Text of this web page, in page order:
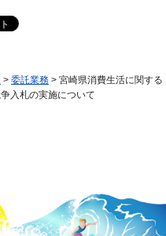
> 委託業務 > 宮崎県消費生活に関する
入札の実施について